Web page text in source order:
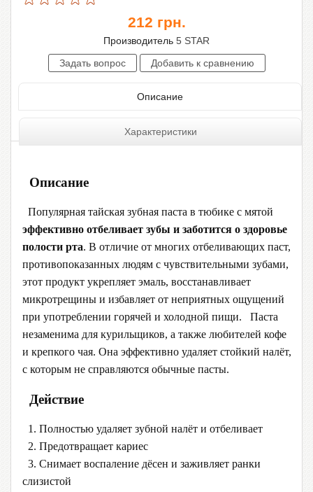
212 грн.
Производитель 5 STAR
Описание
Характеристики
Описание
Популярная тайская зубная паста в тюбике с мятой
эффективно отбеливает зубы и заботится о здоровье
полости рта. В отличие от многих отбеливающих паст,
противопоказанных людям с чувствительными зубами,
этот продукт укрепляет эмаль, восстанавливает
микротрещины и избавляет от неприятных ощущений
при употреблении горячей и холодной пищи. Паста
незаменима для курильщиков, а также любителей кофе
и крепкого чая. Она эффективно удаляет стойкий налёт,
с которым не справляются обычные пасты.
Действие
1. Полностью удаляет зубной налёт и отбеливает
2. Предотвращает кариес
3. Снимает воспаление дёсен и заживляет ранки
слизистой